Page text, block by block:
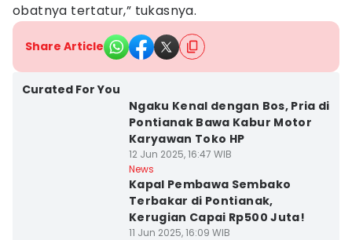
obatnya tertatur,” tukasnya.
Share Article
Curated For You
Ngaku Kenal dengan Bos, Pria di
Pontianak Bawa Kabur Motor
Karyawan Toko HP
12 Jun 2025, 16:47 WIB
News
Kapal Pembawa Sembako
Terbakar di Pontianak,
Kerugian Capai Rp500 Juta!
11 Jun 2025, 16:09 WIB